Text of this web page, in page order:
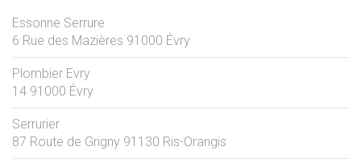
Essonne Serrure
6 Rue des Mazières 91000 Évry
Plombier Evry
14 91000 Évry
Serrurier
87 Route de Grigny 91130 Ris-Orangis